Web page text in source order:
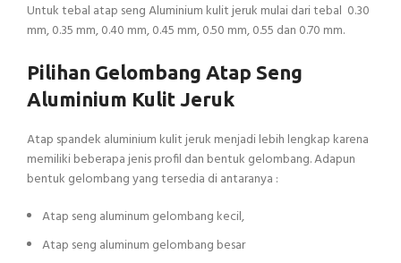
Untuk tebal atap seng Aluminium kulit jeruk mulai dari tebal 0.30
mm, 0.35 mm, 0.40 mm, 0.45 mm, 0.50 mm, 0.55 dan 0.70 mm.
Pilihan Gelombang Atap Seng
Aluminium Kulit Jeruk
Atap spandek aluminium kulit jeruk menjadi lebih lengkap karena
memiliki beberapa jenis profil dan bentuk gelombang. Adapun
bentuk gelombang yang tersedia di antaranya :
Atap seng aluminum gelombang kecil,
Atap seng aluminum gelombang besar